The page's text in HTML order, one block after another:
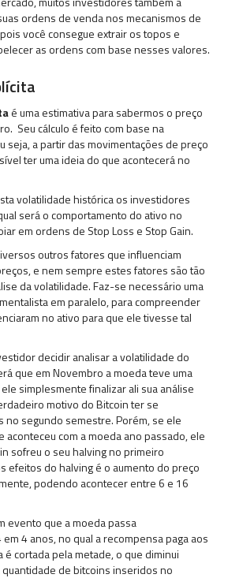
ordens de venda nos mecanismos de
você consegue extrair os topos e
as ordens com base nesses valores.
é uma estimativa para sabermos o preço
Seu cálculo é feito com base na
seja, a partir das movimentações de preço
ter uma ideia do que acontecerá no
volatilidade histórica os investidores
será o comportamento do ativo no
em ordens de Stop Loss e Stop Gain.
outros fatores que influenciam
e nem sempre estes fatores são tão
da volatilidade. Faz-se necessário uma
em paralelo, para compreender
no ativo para que ele tivesse tal
decidir analisar a volatilidade do
que em Novembro a moeda teve uma
simplesmente finalizar ali sua análise
motivo do Bitcoin ter se
no segundo semestre. Porém, se ele
aconteceu com a moeda ano passado, ele
sofreu o seu halving no primeiro
efeitos do halving é o aumento do preço
podendo acontecer entre 6 e 16
evento que a moeda passa
4 anos, no qual a recompensa paga aos
cortada pela metade, o que diminui
de bitcoins inseridos no